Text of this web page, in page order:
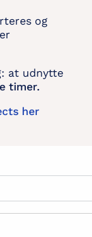
og
at udnytte
timer.
her